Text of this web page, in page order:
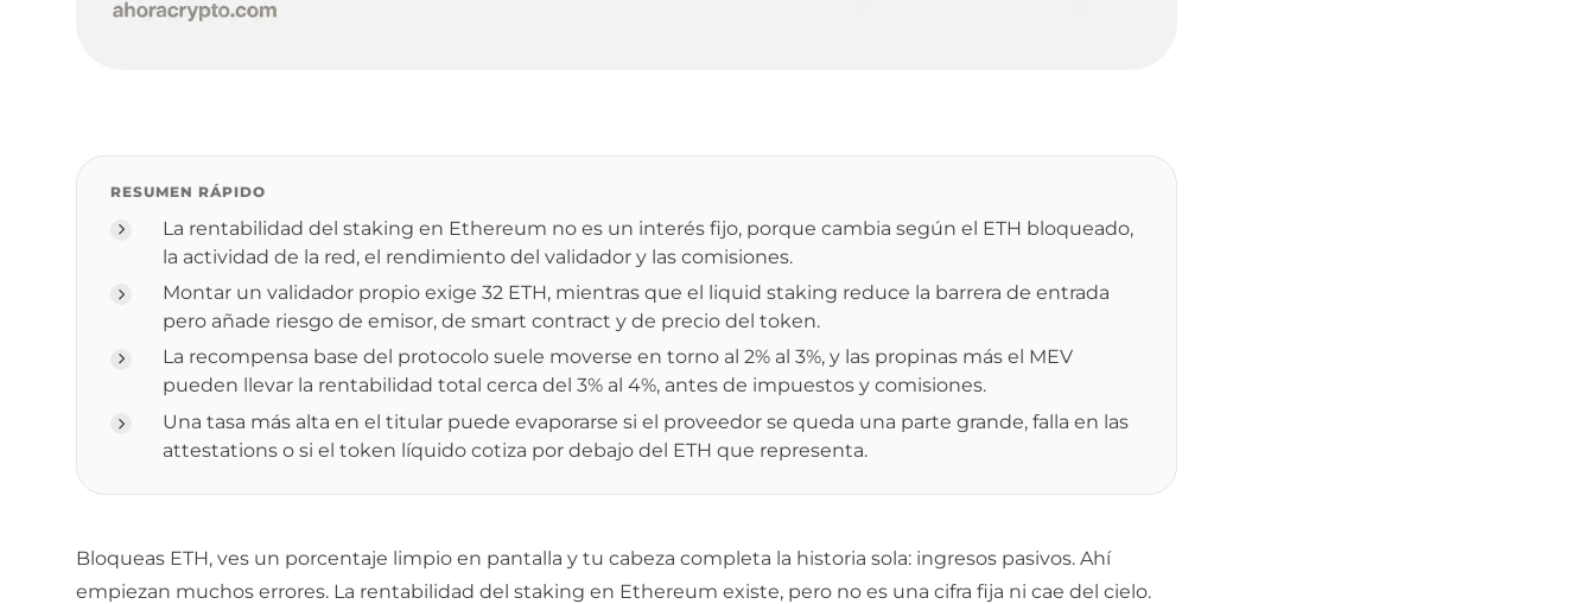
RESUMEN RÁPIDO
La rentabilidad del staking en Ethereum no es un interés fijo, porque cambia según el ETH bloqueado,
la actividad de la red, el rendimiento del validador y las comisiones.
Montar un validador propio exige 32 ETH, mientras que el liquid staking reduce la barrera de entrada
pero añade riesgo de emisor, de smart contract y de precio del token.
La recompensa base del protocolo suele moverse en torno al 2% al 3%, y las propinas más el MEV
pueden llevar la rentabilidad total cerca del 3% al 4%, antes de impuestos y comisiones.
Una tasa más alta en el titular puede evaporarse si el proveedor se queda una parte grande, falla en las
attestations o si el token líquido cotiza por debajo del ETH que representa.
Bloqueas ETH, ves un porcentaje limpio en pantalla y tu cabeza completa la historia sola: ingresos pasivos. Ahí
empiezan muchos errores. La rentabilidad del staking en Ethereum existe, pero no es una cifra fija ni cae del cielo.